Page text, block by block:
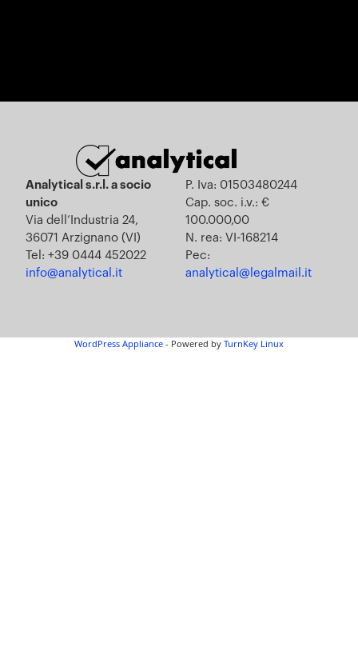
Analytical s.r.l. a socio
unico
Via dell’Industria 24,
36071 Arzignano (VI)
Tel: +39 0444 452022
info@analytical.it
P. Iva: 01503480244
Cap. soc. i.v.: €
100.000,00
N. rea: VI-168214
Pec:
analytical@legalmail.it
WordPress Appliance - Powered by TurnKey Linux